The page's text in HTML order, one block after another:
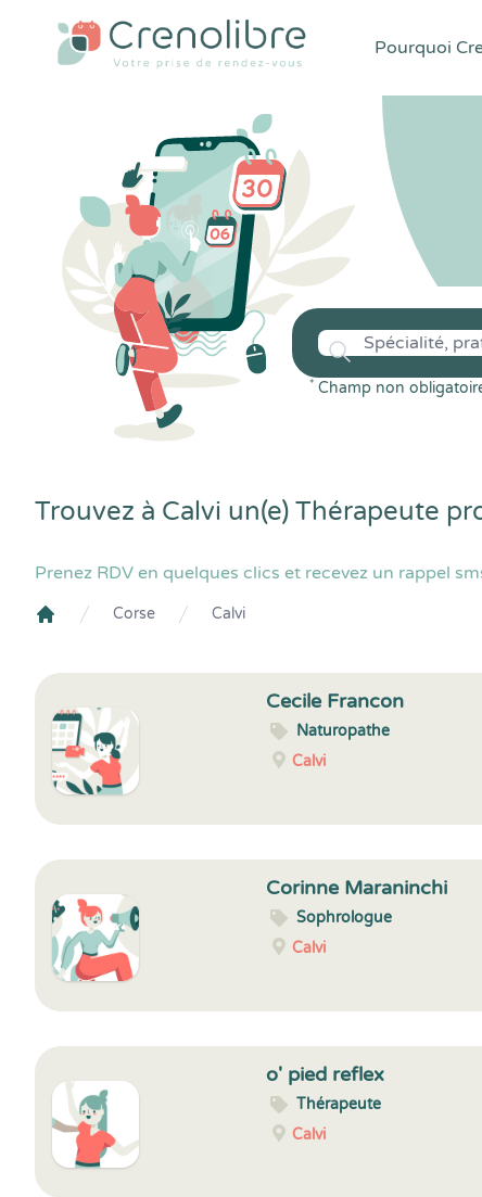
Pourquoi
* Champ non
Trouvez à Calvi un(e) Thérapeute
Prenez RDV en quelques clics et recevez un rappel
Corse Calvi
Cecile Francon
Naturopathe
Calvi
Corinne Maraninchi
Sophrologue
Calvi
o' pied reflex
Thérapeute
Calvi